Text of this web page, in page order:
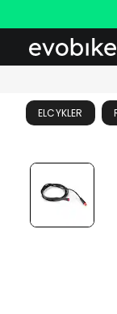
ELCYKLER